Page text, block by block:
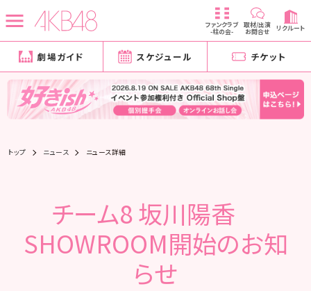
ファンクラブ
-柱の会-
取材/出演
お問合せ リクルート
劇場ガイド スケジュール チケット
トップ ニュース ニュース詳細
チーム8 坂川陽香
SHOWROOM開始のお知
らせ